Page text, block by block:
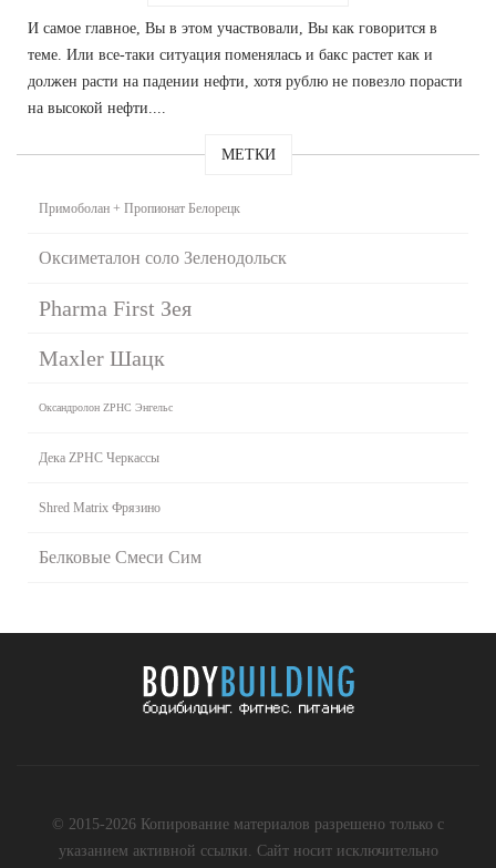
И самое главное, Вы в этом участвовали, Вы как говорится в
теме. Или все-таки ситуация поменялась и бакс растет как и
должен расти на падении нефти, хотя рублю не повезло порасти
на высокой нефти....
МЕТКИ
Примоболан + Пропионат Белорецк
Оксиметалон соло Зеленодольск
Pharma First Зея
Maxler Шацк
Оксандролон ZPHC Энгельс
Дека ZPHC Черкассы
Shred Matrix Фрязино
Белковые Смеси Сим
© 2015-2026 Копирование материалов разрешено только с
указанием активной ссылки. Сайт носит исключительно